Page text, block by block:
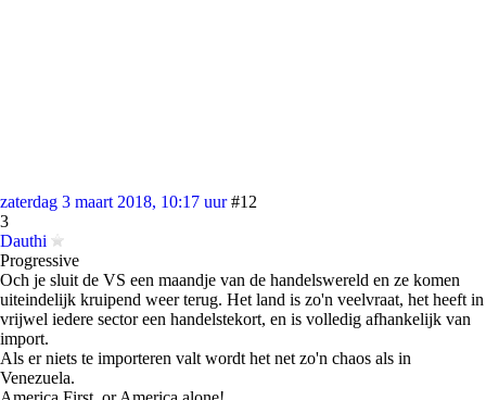
zaterdag 3 maart 2018, 10:17 uur #12
3
Dauthi
Progressive
Och je sluit de VS een maandje van de handelswereld en ze komen
uiteindelijk kruipend weer terug. Het land is zo'n veelvraat, het heeft in
vrijwel iedere sector een handelstekort, en is volledig afhankelijk van
import.
Als er niets te importeren valt wordt het net zo'n chaos als in
Venezuela.